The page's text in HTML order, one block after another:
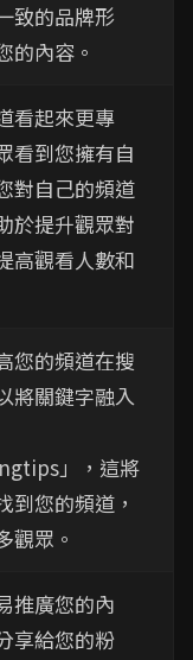
致的品牌形
的內容。
看起來更專
看到您擁有自
對自己的頻道
於提升觀眾對
高觀看人數和
您的頻道在搜
將關鍵字融入
」，這將
到您的頻道，
觀眾。
推廣您的內
享給您的粉